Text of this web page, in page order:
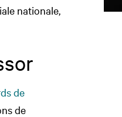
nationale,
de
de